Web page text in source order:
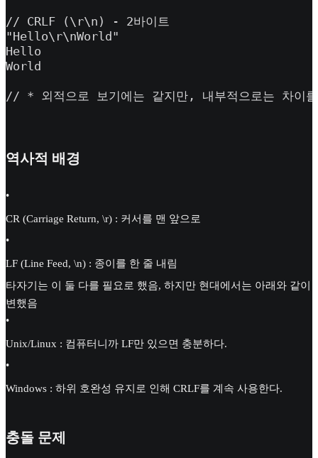
// CRLF (\r\n) - 2바이트
"Hello\r\nWorld"
Hello
World
// * 외적으로 보기에는 같지만, 내부적으로는 차이
역사적 배경
•
CR (Carriage Return, \r) : 커서를 맨 앞으로
•
LF (Line Feed, \n) : 종이를 한 줄 내림
타자기는 이 둘 다를 필요로 했음, 하지만 현대에서는 아래와 같이
변했음
•
Unix/Linux : 컴퓨터니까 LF만 있으면 충분하다.
•
Windows : 하위 호완성 유지로 인해 CRLF를 계속 사용한다.
충돌 문제